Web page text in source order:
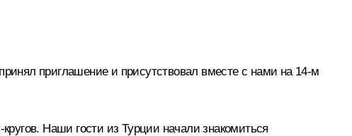
приглашение и присутствовал вместе с нами на 14-м
Наши гости из Турции начали знакомиться